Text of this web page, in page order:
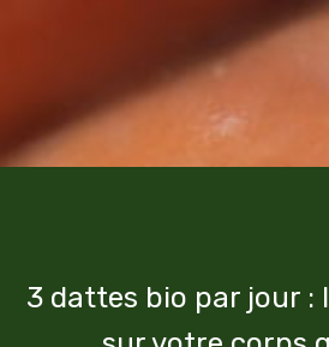
3 dattes bio par jour :